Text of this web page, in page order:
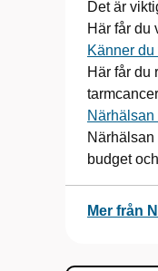
Det är
Här får du
Känner
Här får du
Närhälsan
budget
Mer från